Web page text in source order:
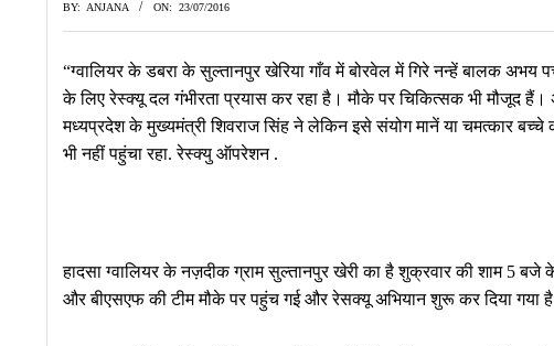
BY: ANJANA ON: 23/07/2016
“ग्वालियर के डबरा के सुल्तानपुर खेरिया गाँव में बोरवेल में गिरे नन्हें बालक अभय
के लिए रेस्क्यू दल गंभीरता प्रयास कर रहा है। मौके पर चिकित्सक भी मौजूद
मध्यप्रदेश के मुख्यमंत्री शिवराज सिंह ने लेकिन इसे संयोग मानें या चमत्कार
भी नहीं पहुंचा रहा. रेस्क्यु ऑपरेशन .
हादसा ग्वालियर के नज़दीक ग्राम सुल्तानपुर खेरी का है शुक्रवार की शाम 5 बजे
और बीएसएफ की टीम मौके पर पहुंच गई और रेसक्यू अभियान शुरू कर दिया गया